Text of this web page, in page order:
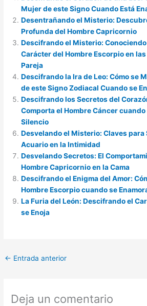
Mujer de este Signo Cuando Está
Desentrañando el Misterio:
Profunda del Hombre Capricornio
Descifrando el Misterio:
Carácter del Hombre Escorpio en
Pareja
Descifrando la Ira de Leo: Cómo se
de este Signo Zodiacal Cuando se
Descifrando los Secretos del
Comporta el Hombre Cáncer cuando
Silencio
Desvelando el Misterio: Claves para
Acuario en la Intimidad
Desvelando Secretos: El
Hombre Capricornio en la Cama
Descifrando el Enigma del Amor:
Hombre Escorpio cuando se
La Furia del León: Descifrando el
se Enoja
← Entrada anterior
Deja un comentario